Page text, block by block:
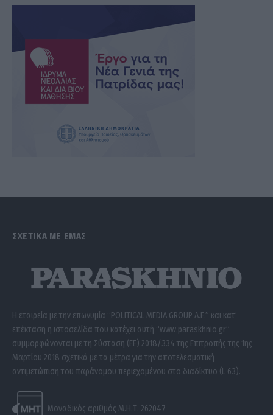
ΣΧΕΤΙΚΑ ΜΕ ΕΜΑΣ
Η εταιρεία με την επωνυμία “POLITICAL MEDIA GROUP A.E.” και κατ’
επέκταση η ιστοσελίδα που κατέχει αυτή “www.paraskhnio.gr”
συμμορφώνονται με τη Σύσταση (ΕΕ) 2018/334 της Επιτροπής της 1ης
Μαρτίου 2018 σχετικά με τα μέτρα για την αποτελεσματική
αντιμετώπιση του παράνομου περιεχομένου στο διαδίκτυο (L 63).
Μοναδικός αριθμός Μ.Η.Τ. 262047